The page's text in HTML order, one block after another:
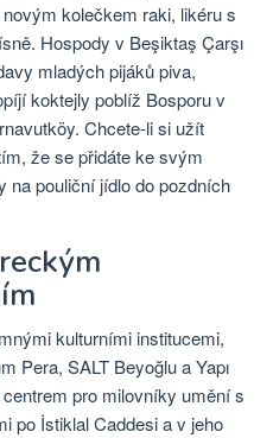
kolečkem raki, likéru s
Hospody v Beşiktaş Çarşı
mladých pijáků piva,
koktejly poblíž Bosporu v
Chcete-li si užít
že se přidáte ke svým
na pouliční jídlo do pozdních
kulturními institucemi,
Pera, SALT Beyoğlu a Yapı
pro milovníky umění s
po İstiklal Caddesi a v jeho